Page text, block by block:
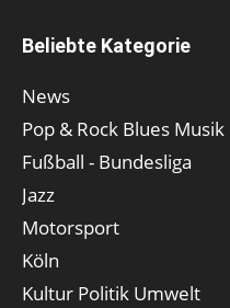
Beliebte Kategorie
News
Pop & Rock Blues Musik
Fußball - Bundesliga
Jazz
Motorsport
Köln
Kultur Politik Umwelt